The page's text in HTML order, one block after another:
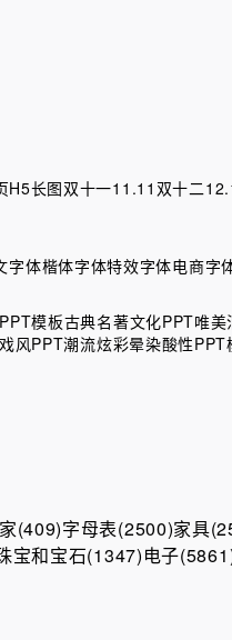
H5长图双十一11.11 双十二
字体楷体字体特效字体电商字
模板古典名著文化PPT唯美
风PPT潮流炫彩晕染酸性PPT
(409)字母表(2500)家具
宝和宝石(1347)电子